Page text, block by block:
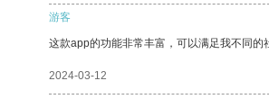
游客
这款app的功能非常丰富，可以满足我不同的
2024-03-12